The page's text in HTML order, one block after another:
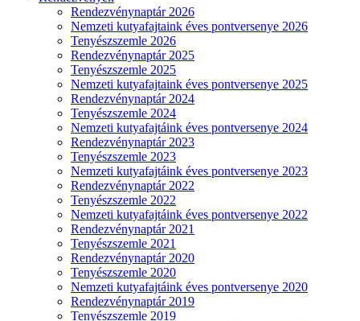
Rendezvénynaptár 2026
Nemzeti kutyafajtaink éves pontversenye 2026
Tenyészszemle 2026
Rendezvénynaptár 2025
Tenyészszemle 2025
Nemzeti kutyafajtaink éves pontversenye 2025
Rendezvénynaptár 2024
Tenyészszemle 2024
Nemzeti kutyafajtáink éves pontversenye 2024
Rendezvénynaptár 2023
Tenyészszemle 2023
Nemzeti kutyafajtáink éves pontversenye 2023
Rendezvénynaptár 2022
Tenyészszemle 2022
Nemzeti kutyafajtáink éves pontversenye 2022
Rendezvénynaptár 2021
Tenyészszemle 2021
Rendezvénynaptár 2020
Tenyészszemle 2020
Nemzeti kutyafajtáink éves pontversenye 2020
Rendezvénynaptár 2019
Tenyészszemle 2019